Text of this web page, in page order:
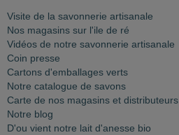
Visite de la savonnerie artisanale
Nos magasins sur l'ile de ré
Vidéos de notre savonnerie artisanale
Coin presse
Cartons d'emballages verts
Notre catalogue de savons
Carte de nos magasins et distributeurs
Notre blog
D'ou vient notre lait d'anesse bio